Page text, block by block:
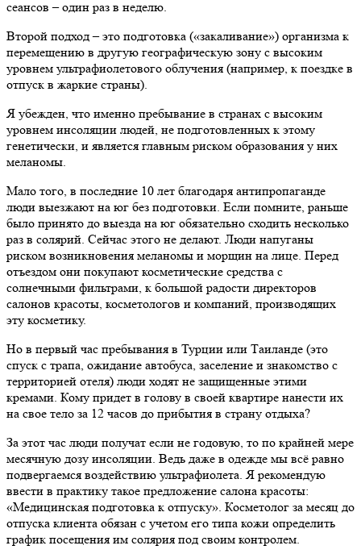
сеансов – один раз в неделю.
Второй подход – это подготовка («закаливание») организма к
перемещению в другую географическую зону с высоким
уровнем ультрафиолетового облучения (например, к поездке в
отпуск в жаркие страны).
Я убежден, что именно пребывание в странах с высоким
уровнем инсоляции людей, не подготовленных к этому
генетически, и является главным риском образования у них
меланомы.
Мало того, в последние 10 лет благодаря антипропаганде
люди выезжают на юг без подготовки. Если помните, раньше
было принято до выезда на юг обязательно сходить несколько
раз в солярий. Сейчас этого не делают. Люди напуганы
риском возникновения меланомы и морщин на лице. Перед
отъездом они покупают косметические средства с
солнечными фильтрами, к большой радости директоров
салонов красоты, косметологов и компаний, производящих
эту косметику.
Но в первый час пребывания в Турции или Таиланде (это
спуск с трапа, ожидание автобуса, заселение и знакомство с
территорией отеля) люди ходят не защищенные этими
кремами. Кому придет в голову в своей квартире нанести их
на свое тело за 12 часов до прибытия в страну отдыха?
За этот час люди получат если не годовую, то по крайней мере
месячную дозу инсоляции. Ведь даже в одежде мы всё равно
подвергаемся воздействию ультрафиолета. Я рекомендую
ввести в практику такое предложение салона красоты:
«Медицинская подготовка к отпуску». Косметолог за месяц до
отпуска клиента обязан с учетом его типа кожи определить
график посещения им солярия под своим контролем.